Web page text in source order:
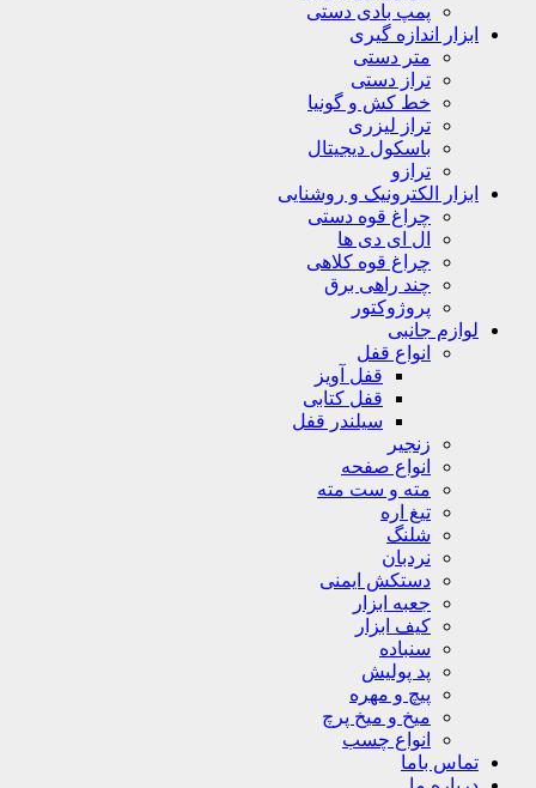
پمپ بادی دستی
ابزار اندازه گیری
متر دستی
تراز دستی
خط کش و گونیا
تراز لیزری
باسکول دیجیتال
ترازو
ابزار الکترونیک و روشنایی
چراغ قوه دستی
ال ای دی ها
چراغ قوه کلاهی
چند راهی برق
پروژوکتور
لوازم جانبی
انواع قفل
قفل آویز
قفل کتابی
سیلندر قفل
زنجیر
انواع صفحه
مته و ست مته
تیغ اره
شلنگ
نردبان
دستکش ایمنی
جعبه ابزار
کیف ابزار
سنباده
پد پولیش
پیچ و مهره
میخ و میخ پرچ
انواع چسب
تماس باما